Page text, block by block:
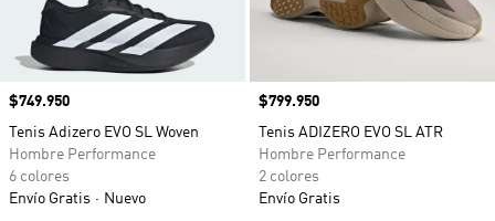
Precio
$749.950
Tenis Adizero EVO SL Woven
Hombre Performance
6 colores
Envío Gratis
Nuevo
Precio
$799.950
Tenis ADIZERO EVO SL ATR
Hombre Performance
2 colores
Envío Gratis